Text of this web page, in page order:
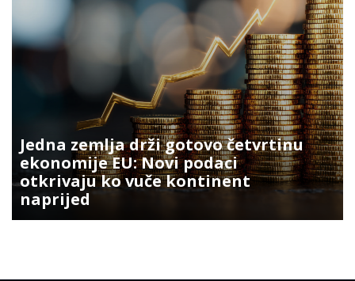
Jedna zemlja drži gotovo četvrtinu
ekonomije EU: Novi podaci
otkrivaju ko vuče kontinent
naprijed